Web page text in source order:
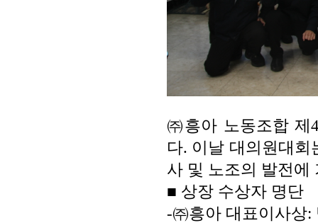
㈜흥아 노동조합 제
다. 이날 대의원대회
사 및 노조의 발전에
■ 상장 수상자 명단
-㈜흥아 대표이사상